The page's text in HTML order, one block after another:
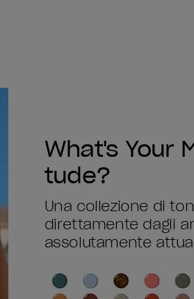
What's Your
tude?
Una collezione di
direttamente dagli
assolutamente